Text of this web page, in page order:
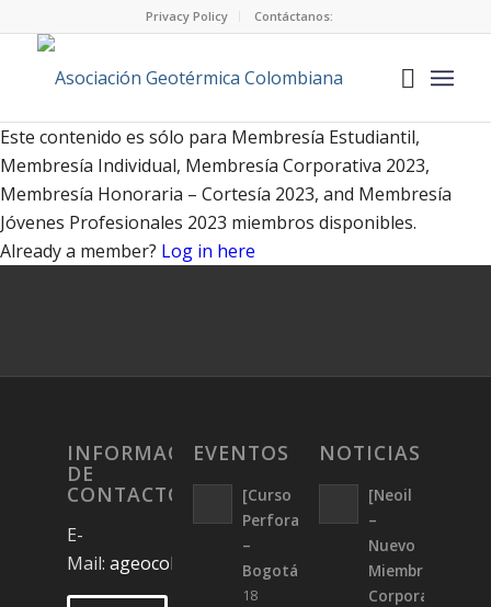
Privacy Policy Contáctanos:
Este contenido es sólo para Membresía Estudiantil,
Membresía Individual, Membresía Corporativa 2023,
Membresía Honoraria – Cortesía 2023, and Membresía
Jóvenes Profesionales 2023 miembros disponibles.
Already a member? Log in here
INFORMACIÓN
DE
CONTACTO
E-
Mail:ageocol@ageocol.org
EVENTOS
[Curso
Perforación
–
Bogotá]
18
NOTICIAS
[Neoil
–
Nuevo
Miembro
Corporativo